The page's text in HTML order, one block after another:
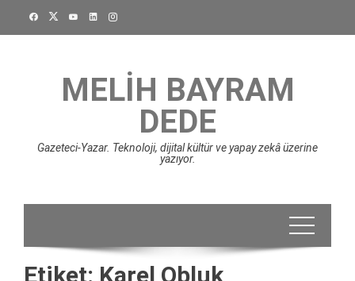
MELIH BAYRAM
DEDE
Gazeteci-Yazar. Teknoloji, dijital kültür ve yapay zekâ üzerine
yazıyor.
Etiket: Karel Obluk